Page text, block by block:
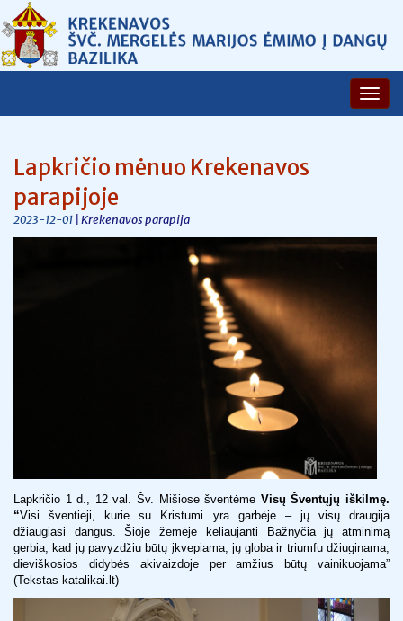
Lapkričio mėnuo Krekenavos
parapijoje
2023-12-01 | Krekenavos parapija
Lapkričio 1 d., 12 val. Šv. Mišiose šventėme Visų Šventųjų iškilmę.
“Visi šventieji, kurie su Kristumi yra garbėje – jų visų draugija
džiaugiasi dangus. Šioje žemėje keliaujanti Bažnyčia jų atminimą
gerbia, kad jų pavyzdžiu būtų įkvepiama, jų globa ir triumfu džiuginama,
dieviškosios didybės akivaizdoje per amžius būtų vainikuojama”
(Tekstas katalikai.lt)